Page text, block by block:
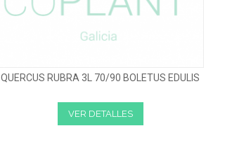
QUERCUS RUBRA 3L 70/90 BOLETUS EDULIS
VER DETALLES